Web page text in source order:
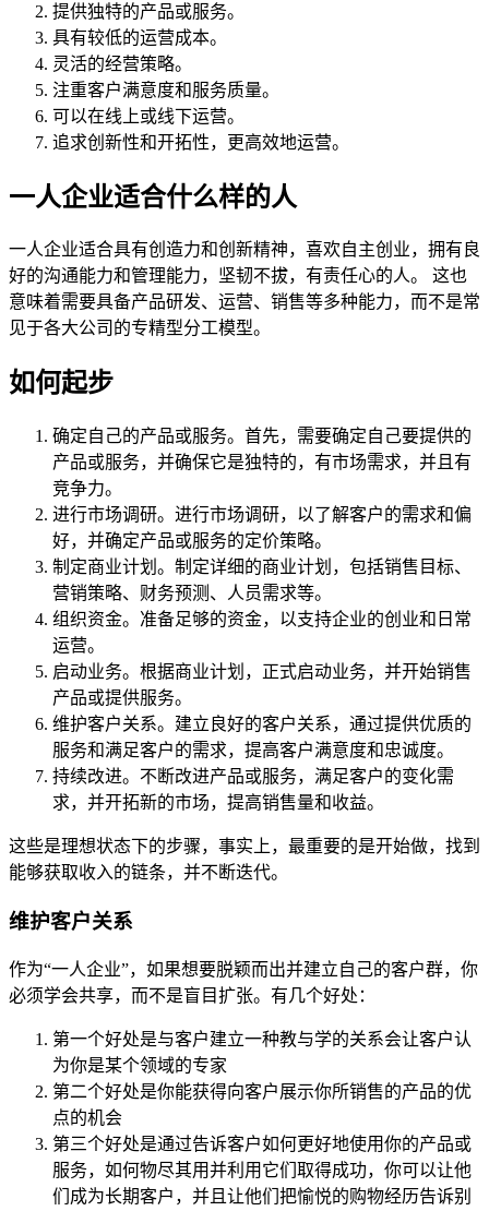
提供独特的产品或服务。
具有较低的运营成本。
灵活的经营策略。
注重客户满意度和服务质量。
可以在线上或线下运营。
追求创新性和开拓性，更高效地运营。
一人企业适合什么样的人
一人企业适合具有创造力和创新精神，喜欢自主创业，拥有良
好的沟通能力和管理能力，坚韧不拔，有责任心的人。 这也
意味着需要具备产品研发、运营、销售等多种能力，而不是常
见于各大公司的专精型分工模型。
如何起步
确定自己的产品或服务。首先，需要确定自己要提供的
产品或服务，并确保它是独特的，有市场需求，并且有
竞争力。
进行市场调研。进行市场调研，以了解客户的需求和偏
好，并确定产品或服务的定价策略。
制定商业计划。制定详细的商业计划，包括销售目标、
营销策略、财务预测、人员需求等。
组织资金。准备足够的资金，以支持企业的创业和日常
运营。
启动业务。根据商业计划，正式启动业务，并开始销售
产品或提供服务。
维护客户关系。建立良好的客户关系，通过提供优质的
服务和满足客户的需求，提高客户满意度和忠诚度。
持续改进。不断改进产品或服务，满足客户的变化需
求，并开拓新的市场，提高销售量和收益。
这些是理想状态下的步骤，事实上，最重要的是开始做，找到
能够获取收入的链条，并不断迭代。
维护客户关系
作为“一人企业”，如果想要脱颖而出并建立自己的客户群，你
必须学会共享，而不是盲目扩张。有几个好处：
第一个好处是与客户建立一种教与学的关系会让客户认
为你是某个领域的专家
第二个好处是你能获得向客户展示你所销售的产品的优
点的机会
第三个好处是通过告诉客户如何更好地使用你的产品或
服务，如何物尽其用并利用它们取得成功，你可以让他
们成为长期客户，并且让他们把愉悦的购物经历告诉别